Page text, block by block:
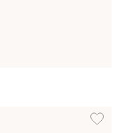
Lägg